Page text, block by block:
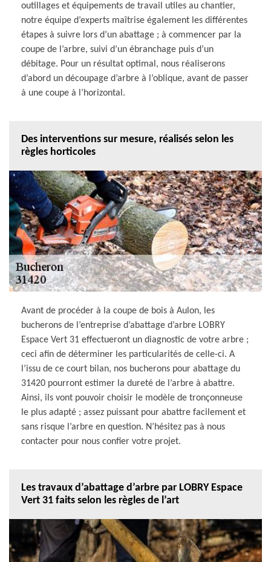
outillages et équipements de travail utiles au chantier,
notre équipe d’experts maîtrise également les différentes
étapes à suivre lors d’un abattage ; à commencer par la
coupe de l’arbre, suivi d’un ébranchage puis d’un
débitage. Pour un résultat optimal, nous réaliserons
d’abord un découpage d’arbre à l’oblique, avant de passer
à une coupe à l’horizontal.
Des interventions sur mesure, réalisés selon les
règles horticoles
Avant de procéder à la coupe de bois à Aulon, les
bucherons de l’entreprise d’abattage d’arbre LOBRY
Espace Vert 31 effectueront un diagnostic de votre arbre ;
ceci afin de déterminer les particularités de celle-ci. A
l’issu de ce court bilan, nos bucherons pour abattage du
31420 pourront estimer la dureté de l’arbre à abattre.
Ainsi, ils vont pouvoir choisir le modèle de tronçonneuse
le plus adapté ; assez puissant pour abattre facilement et
sans risque l’arbre en question. N’hésitez pas à nous
contacter pour nous confier votre projet.
Les travaux d’abattage d’arbre par LOBRY Espace
Vert 31 faits selon les règles de l’art